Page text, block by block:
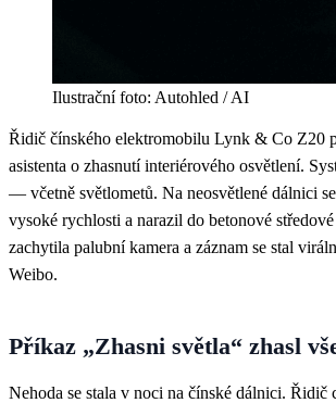
Ilustrační foto: Autohled / AI
Řidič čínského elektromobilu Lynk & Co Z20
asistenta o zhasnutí interiérového osvětlení.
— včetně světlometů. Na neosvětlené dálnici
vysoké rychlosti a narazil do betonové
zachytila palubní kamera a záznam se stal
Weibo.
Příkaz „Zhasni světla“ zhasl
Nehoda se stala v noci na čínské dálnici. Řidič